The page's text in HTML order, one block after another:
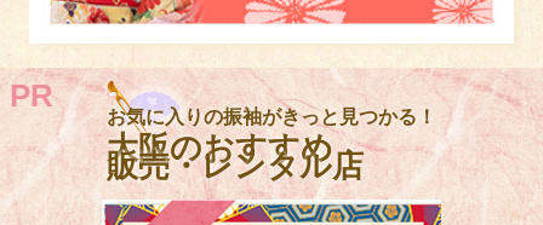
お気に入りの振袖がきっと見つかる！
大阪のおすすめ
販売・レンタル店